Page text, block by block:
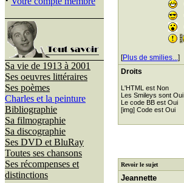
Sa vie de 1913 à 2001
Ses oeuvres littéraires
Ses poèmes
Charles et la peinture
Bibliographie
Sa filmographie
Sa discographie
Ses DVD et BluRay
Toutes ses chansons
Ses récompenses et
distinctions
[Plus de smilies...]
Droits
L'HTML est Non
Les Smileys sont Oui
Le code BB est Oui
[img] Code est Oui
Revoir le sujet
Jeannette